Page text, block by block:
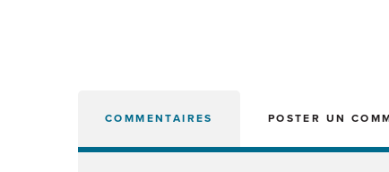
COMMENTAIRES POSTER UN